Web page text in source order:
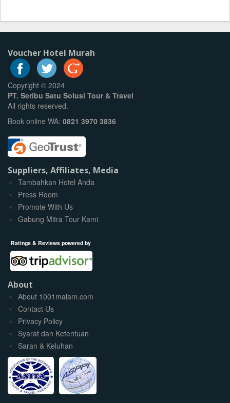
Voucher Hotel Murah
Copyright © 2024
PT. Seribu Satu Solusi Tour & Travel
All rights reserved.
Book online WA: 0821 3970 3836
Suppliers, Affiliates, Media
Tambahkan Hotel Anda
Press Room
Promote With Us
Gabung Mitra Tour Kami
Ratings & Reviews powered by
About
About 1001malam.com
Contact Us
Privacy Policy
Syarat dan Ketentuan
Saran & Keluhan